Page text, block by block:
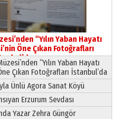
Şirin’e
“Yılın Yaban Hayatı
Öne Çıkan Fotoğrafları
“Yılın Yaban Hayatı
Çıkan Fotoğrafları İstanbul’da
Ünlü Agora Sanat Köyü
Erzurum Sevdası
Yazar Zehra Güngör